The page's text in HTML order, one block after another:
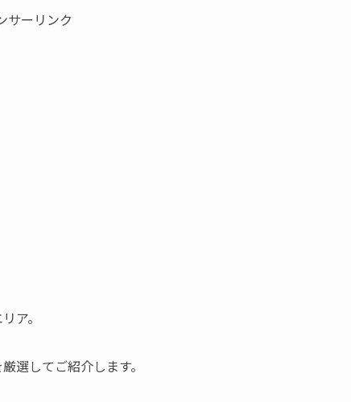
サーリンク
ア。
選してご紹介します。